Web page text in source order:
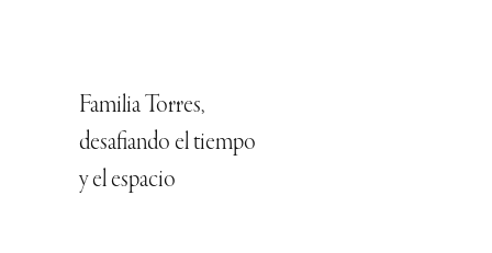
Familia Torres,
desafiando el tiempo
y el espacio